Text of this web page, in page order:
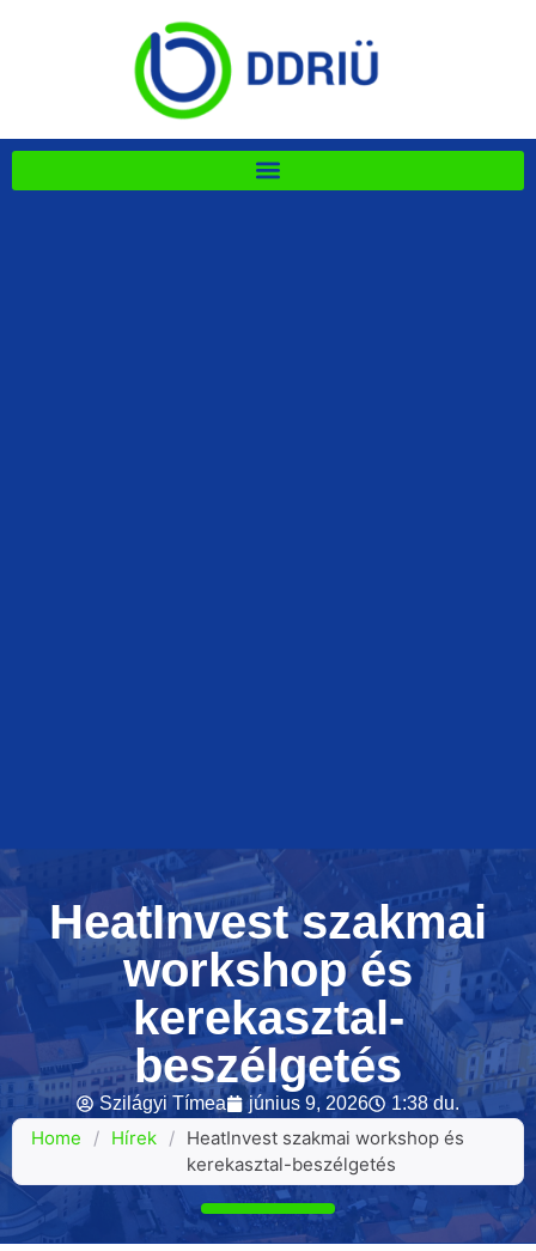
HeatInvest szakmai
workshop és
kerekasztal-
beszélgetés
Szilágyi Tímea június 9, 2026 1:38 du.
Home / Hírek / HeatInvest szakmai workshop és
kerekasztal-beszélgetés